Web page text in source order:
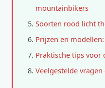
mountainbikers
Soorten rood licht
Prijzen en
Praktische tips
Veelgestelde